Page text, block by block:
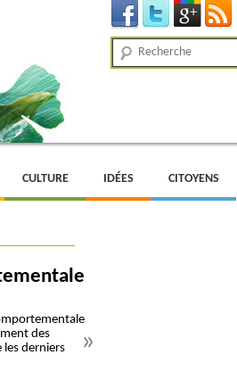
Recherche
CULTURE IDÉES CITOYENS
des
derniers